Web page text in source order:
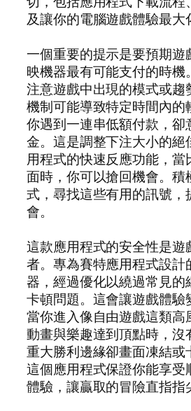
及讓你的電腦遊戲體驗最大
一個重要的提示是要預期遊
映機器最有可能支付的時機
注意遊戲中出現的模式或趨
機制可能導致特定時間內的
你遇到一連串低額付款，卻
金。這是調整下注大小的絕
用程式的快速反應功能，當
面時，你可以搶回機會。積
式，尋找這些有用的訊號，
會。
這款應用程式的安全性是遊
者。專為賽特應用程式設計
器，經過優化以繞過常見的
卡頓問題。這會讓遊戲體驗
當你進入像自由遊戲這類高
動畫與樂趣達到頂點時，沒
重大勝利邊緣卻畫面凍結或
這個應用程式保證你能享受
體驗，讓贏取的冒險直指指